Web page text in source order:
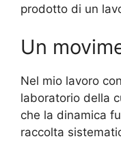
prodotto di un
Un
Nel mio lavoro
laboratorio della
che la dinamica
raccolta